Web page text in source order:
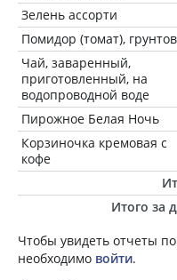
Зелень ассорти
Помидор (томат),
Чай, заваренный,
приготовленный, на
водопроводной воде
Пирожное Белая Ночь
Корзиночка кремовая с
кофе
Итого за
Чтобы увидеть отчеты
необходимо войти.